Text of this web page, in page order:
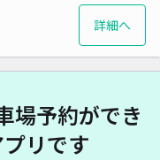
詳細へ
場予約ができ
リです